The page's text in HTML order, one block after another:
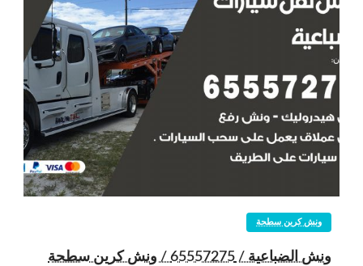
ونش كرين سطحة
ونش الضباعية / 65557275 / ونش كرين سطحة